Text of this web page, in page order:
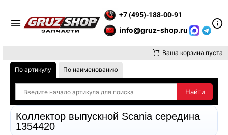
+7 (495)-188-00-91
info@gruz-shop.ru
Ваша корзина пуста
По артикулу По наименованию
Коллектор выпускной Scania середина
1354420